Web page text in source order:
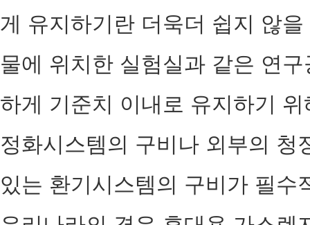
게 유지하기란 더욱더 쉽지 않
물에 위치한 실험실과 같은 연
하게 기준치 이내로 유지하기
정화시스템의 구비나 외부의 청
있는 환기시스템의 구비가 필